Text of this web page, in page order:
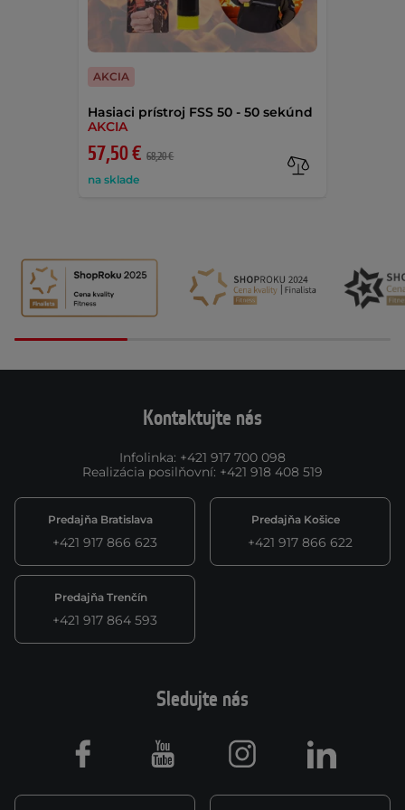
Hasiaci prístroj FSS 50 - 50 sekúnd
AKCIA
57,50 € 68,20 €
na sklade
AKCIA
Kontaktujte nás
Infolinka: +421 917 700 098
Realizácia posilňovní: +421 918 408 519
Predajňa Bratislava
+421 917 866 623
Predajňa Košice
+421 917 866 622
Predajňa Trenčín
+421 917 864 593
Sledujte nás
Facebook Youtube Instagram LinkedIn